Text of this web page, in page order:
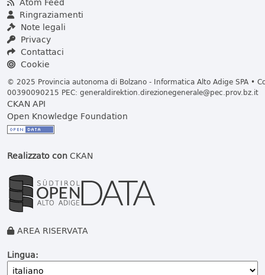
Ringraziamenti
Note legali
Privacy
Contattaci
Cookie
© 2025 Provincia autonoma di Bolzano - Informatica Alto Adige SPA •
00390090215 PEC: generaldirektion.direzionegenerale@pec.prov.bz.it
CKAN API
Open Knowledge Foundation
Realizzato conCKAN
AREA RISERVATA
Lingua